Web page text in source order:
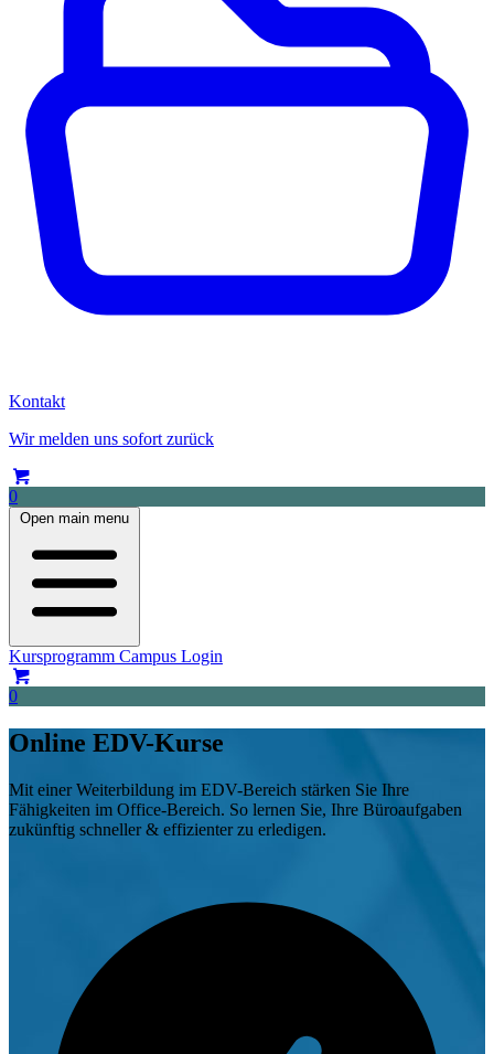
Kontakt
Wir melden uns sofort zurück
0
Open main menu
Kursprogramm Campus Login
0
Online EDV-Kurse
Mit einer Weiterbildung im EDV-Bereich stärken Sie Ihre
Fähigkeiten im Office-Bereich. So lernen Sie, Ihre Büroaufgaben
zukünftig schneller & effizienter zu erledigen.